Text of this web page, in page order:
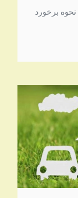
برخورد